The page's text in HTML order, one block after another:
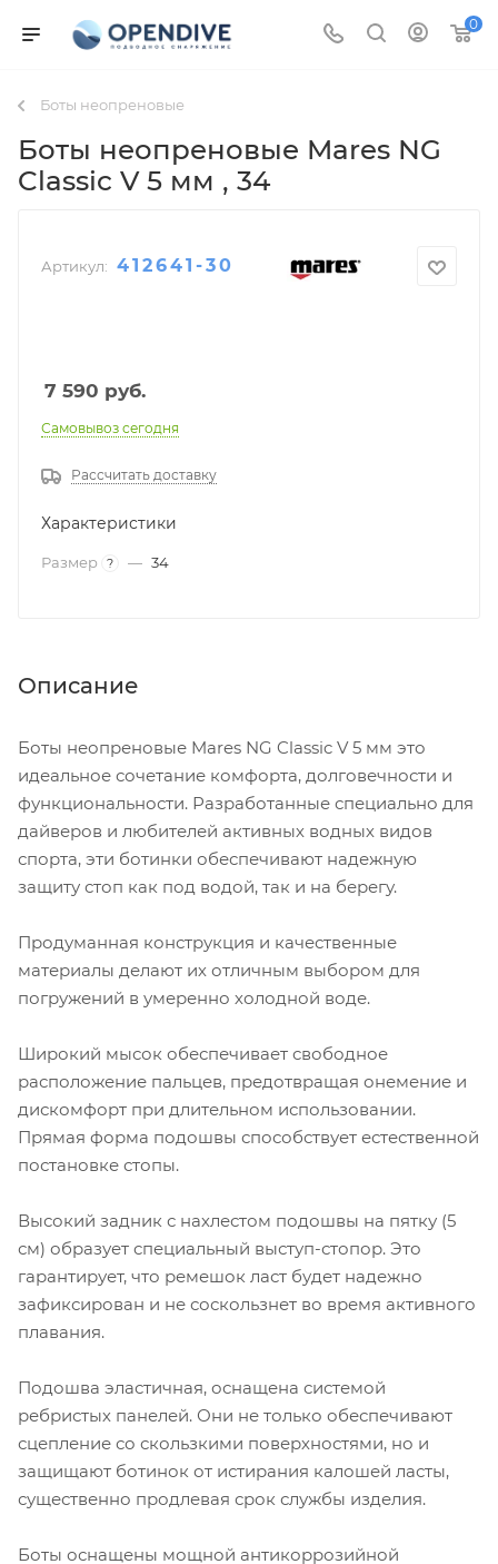
0
Боты неопреновые
Боты неопреновые Mares NG
Classic V 5 мм , 34
Артикул: 412641-30
7 590 руб.
Самовывоз сегодня
Рассчитать доставку
Характеристики
Размер ? — 34
Описание
Боты неопреновые Mares NG Classic V 5 мм это
идеальное сочетание комфорта, долговечности и
функциональности. Разработанные специально для
дайверов и любителей активных водных видов
спорта, эти ботинки обеспечивают надежную
защиту стоп как под водой, так и на берегу.
Продуманная конструкция и качественные
материалы делают их отличным выбором для
погружений в умеренно холодной воде.
Широкий мысок обеспечивает свободное
расположение пальцев, предотвращая онемение и
дискомфорт при длительном использовании.
Прямая форма подошвы способствует естественной
постановке стопы.
Высокий задник с нахлестом подошвы на пятку (5
см) образует специальный выступ-стопор. Это
гарантирует, что ремешок ласт будет надежно
зафиксирован и не соскользнет во время активного
плавания.
Подошва эластичная, оснащена системой
ребристых панелей. Они не только обеспечивают
сцепление со скользкими поверхностями, но и
защищают ботинок от истирания калошей ласты,
существенно продлевая срок службы изделия.
Боты оснащены мощной антикоррозийной